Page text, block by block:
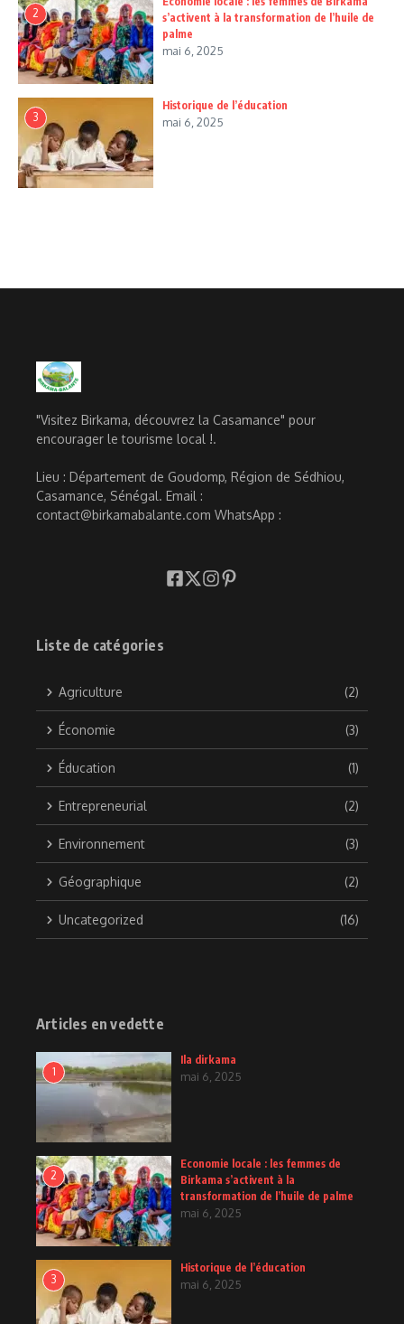
2
s’activent à la transformation de l’huile de
palme
mai 6, 2025
3
Historique de l’éducation
mai 6, 2025
"Visitez Birkama, découvrez la Casamance" pour
encourager le tourisme local !.
Lieu : Département de Goudomp, Région de Sédhiou,
Casamance, Sénégal. Email :
contact@birkamabalante.com WhatsApp :
Liste de catégories
Agriculture (2)
Économie (3)
Éducation (1)
Entrepreneurial (2)
Environnement (3)
Géographique (2)
Uncategorized (16)
Articles en vedette
1
Ila dirkama
mai 6, 2025
2
Economie locale : les femmes de
Birkama s’activent à la
transformation de l’huile de palme
mai 6, 2025
3
Historique de l’éducation
mai 6, 2025